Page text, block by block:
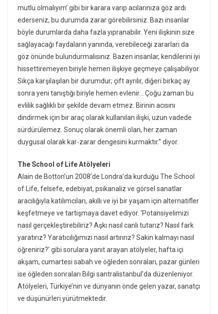
mutlu olmalıyım’ gibi bir karara varıp acılarınıza göz ardı
ederseniz, bu durumda zarar görebilirsiniz. Bazı insanlar
böyle durumlarda daha fazla yıpranabilir. Yeni ilişkinin size
sağlayacağı faydaların yanında, verebileceği zararları da
göz önünde bulundurmalısınız. Bazen insanlar, kendilerini iyi
hissettiremeyen biriyle hemen ilişkiye geçmeye çalışabiliyor.
Sıkça karşılaşılan bir durumdur; çift ayrılır, diğeri birkaç ay
sonra yeni tanıştığı biriyle hemen evlenir… Çoğu zaman bu
evlilik sağlıklı bir şekilde devam etmez. Birinin acısını
dindirmek için bir araç olarak kullanılan ilişki, uzun vadede
sürdürülemez. Sonuç olarak önemli olan, her zaman
duygusal olarak kar-zarar dengesini kurmaktır.” diyor.
The School of Life Atölyeleri
Alain de Botton’un 2008’de Londra’da kurduğu The School
of Life, felsefe, edebiyat, psikanaliz ve görsel sanatlar
aracılığıyla katılımcıları, akıllı ve iyi bir yaşam için alternatifler
keşfetmeye ve tartışmaya davet ediyor. ‘Potansiyelimizi
nasıl gerçekleştirebiliriz? Aşkı nasıl canlı tutarız? Nasıl fark
yaratırız? Yaratıcılığımızı nasıl artırırız? Sakin kalmayı nasıl
öğreniriz?’ gibi sorulara yanıt arayan atölyeler, hafta içi
akşam, cumartesi sabah ve öğleden sonraları, pazar günleri
ise öğleden sonraları Bilgi santralistanbul’da düzenleniyor.
Atölyeleri, Türkiye’nin ve dünyanın önde gelen yazar, sanatçı
ve düşünürleri yürütmektedir.